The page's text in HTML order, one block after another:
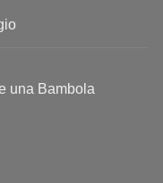
una Bambola